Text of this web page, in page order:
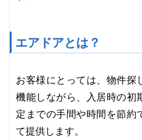
エアドアとは？
お客様にとっては、物件探
機能しながら、入居時の初
定までの手間や時間を節約
て提供します。